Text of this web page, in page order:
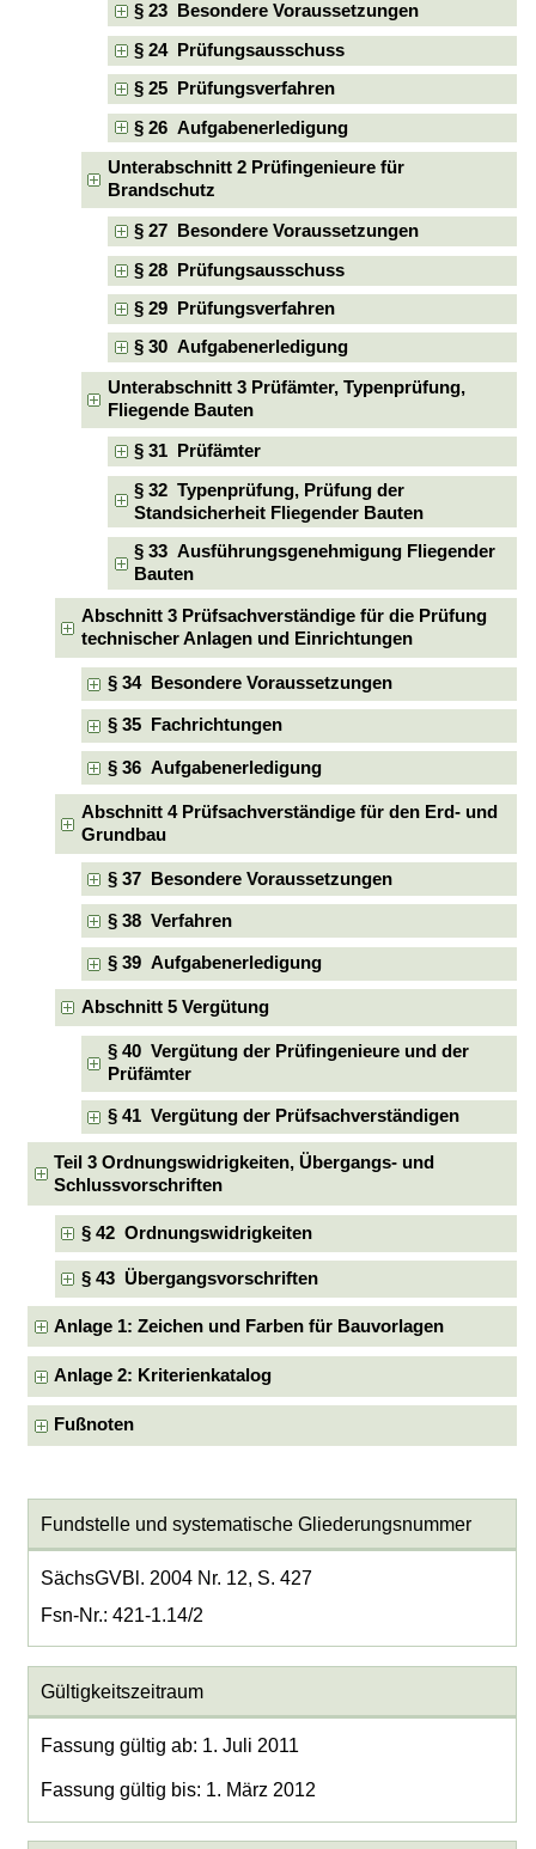
§ 23 Besondere Voraussetzungen
§ 24 Prüfungsausschuss
§ 25 Prüfungsverfahren
§ 26 Aufgabenerledigung
Unterabschnitt 2 Prüfingenieure für
Brandschutz
§ 27 Besondere Voraussetzungen
§ 28 Prüfungsausschuss
§ 29 Prüfungsverfahren
§ 30 Aufgabenerledigung
Unterabschnitt 3 Prüfämter, Typenprüfung,
Fliegende Bauten
§ 31 Prüfämter
§ 32 Typenprüfung, Prüfung der
Standsicherheit Fliegender Bauten
§ 33 Ausführungsgenehmigung Fliegender
Bauten
Abschnitt 3 Prüfsachverständige für die Prüfung
technischer Anlagen und Einrichtungen
§ 34 Besondere Voraussetzungen
§ 35 Fachrichtungen
§ 36 Aufgabenerledigung
Abschnitt 4 Prüfsachverständige für den Erd- und
Grundbau
§ 37 Besondere Voraussetzungen
§ 38 Verfahren
§ 39 Aufgabenerledigung
Abschnitt 5 Vergütung
§ 40 Vergütung der Prüfingenieure und der
Prüfämter
§ 41 Vergütung der Prüfsachverständigen
Teil 3 Ordnungswidrigkeiten, Übergangs- und
Schlussvorschriften
§ 42 Ordnungswidrigkeiten
§ 43 Übergangsvorschriften
Anlage 1: Zeichen und Farben für Bauvorlagen
Anlage 2: Kriterienkatalog
Fußnoten
Fundstelle und systematische Gliederungsnummer
SächsGVBl. 2004 Nr. 12, S. 427
Fsn-Nr.: 421-1.14/2
Gültigkeitszeitraum
Fassung gültig ab: 1. Juli 2011
Fassung gültig bis: 1. März 2012